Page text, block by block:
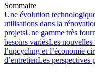
Sommaire
Une évolution
utilisations dans la
projetsUne gamme très
besoins variésLes nouvelles
l’upcycling et l’économie
d’entretienLes perspectives